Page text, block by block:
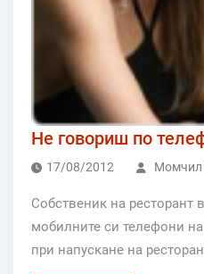
Не говориш по
17/08/2012 Момчил
Собственик на ресторант
мобилните си телефони
при напускане на